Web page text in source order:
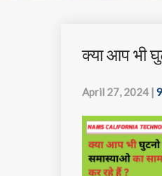
क्या आप भी
April 27, 2024 |